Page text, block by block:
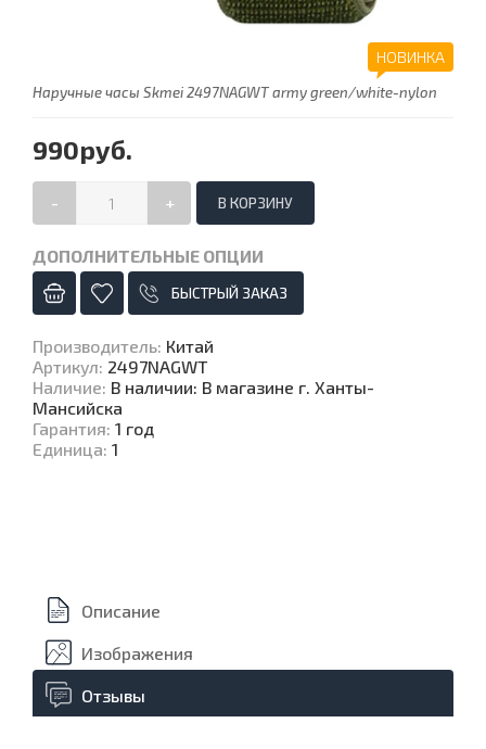
НОВИНКА
Наручные часы Skmei 2497NAGWT army green/white-nylon
990руб.
- +
ДОПОЛНИТЕЛЬНЫЕ ОПЦИИ
БЫСТРЫЙ ЗАКАЗ
Производитель: Китай
Артикул: 2497NAGWT
Наличие: В наличии: В магазине г. Ханты-
Мансийска
Гарантия: 1 год
Единица: 1
Описание
Изображения
Отзывы